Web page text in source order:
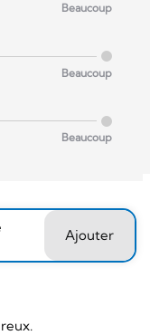
Beaucoup
Beaucoup
Beaucoup
Ajouter